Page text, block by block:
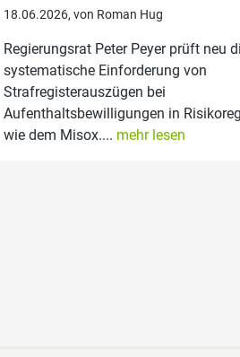
18.06.2026, von Roman Hug
Regierungsrat Peter Peyer prüft neu
systematische Einforderung von
Strafregisterauszügen bei
Aufenthaltsbewilligungen in
wie dem Misox.... mehr lesen